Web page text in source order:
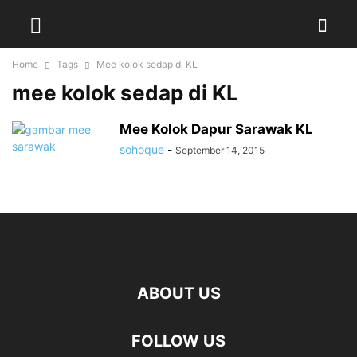
Home Tags Mee kolok sedap di KL
mee kolok sedap di KL
Mee Kolok Dapur Sarawak KL
sohoque - September 14, 2015
ABOUT US
FOLLOW US